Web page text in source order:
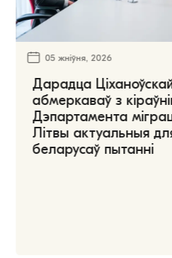
05 жніўня, 2026
Дарадца
абмеркаваў з
Дэпартамента
Літвы актуальныя
беларусаў пытанні